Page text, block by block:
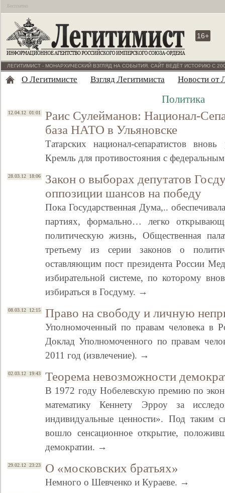
Бесплатно
16+
ЛЕГИТИМИСТ - МОНАРХИЧЕСКИЙ ВЗГЛЯД НА СОБЫТИЯ. САЙТ ВЕДЁТ ИСТОРИЮ С
О Легитимисте Взгляд Легитимиста Новости от
Политика
12.04.12 01:01
Раис Сулейманов: Национал-
база НАТО в Ульяновске
Татарских национал-сепаратистов
Кремль для противостояния с
28.03.12 18:06
Закон о выборах депутатов
оппозиции шансов на победу
Пока Государственная Дума,..
партиях, формально… легко
политическую жизнь, Общественная
третьему из серии законов о
оставляющим пост президента России
избирательной системе, по которому
избираться в Госдуму. →
08.03.12 12:15 Право на свободу и личную
Уполномоченный по правам человека в
Доклад Уполномоченного по правам
2011 год (извлечение). →
02.03.12 19:43 Теорема невозможности
В 1972 году Нобелевскую премию по
математику Кеннету Эрроу за
индивидуальные ценности». Под
вошло сенсационное открытие,
демократии. →
29.02.12 23:23 О «московских братьях»
Немного о Шевченко и Кураеве. →